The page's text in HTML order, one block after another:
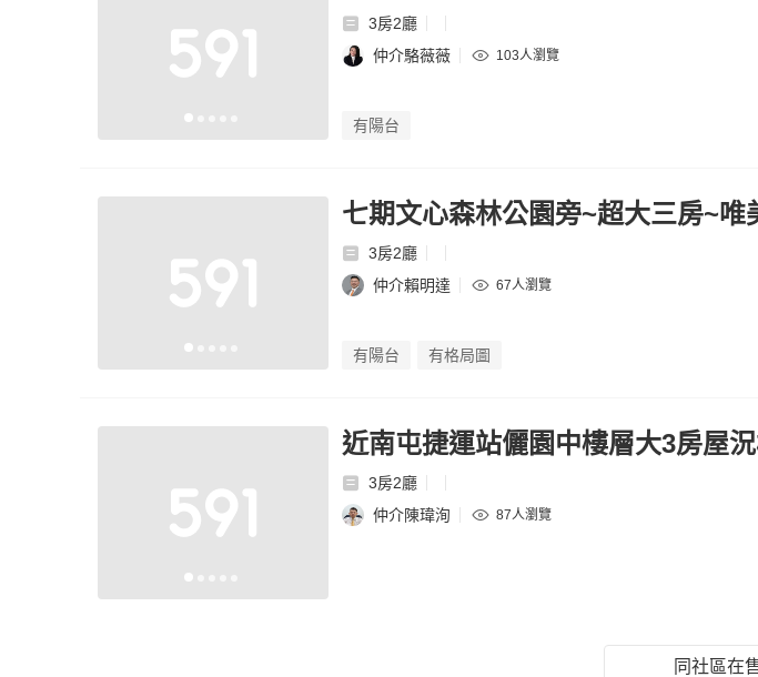
3房2廳
仲介駱薇薇
103人瀏覽
有陽台
七期文心森林公園旁~超大三房~唯
3房2廳
仲介賴明達
67人瀏覽
有陽台 有格局圖
近南屯捷運站儷園中樓層大3房屋
3房2廳
仲介陳瑋洵
87人瀏覽
同社區在